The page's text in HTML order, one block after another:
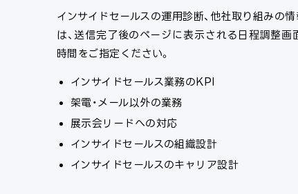
インサイドセールスの運用診断、他社取り組みの
は、送信完了後のページに表示される日程調整
時間をご指定ください。
インサイドセールス業務のKPI
架電・メール以外の業務
展示会リードへの対応
インサイドセールスの組織設計
インサイドセールスのキャリア設計